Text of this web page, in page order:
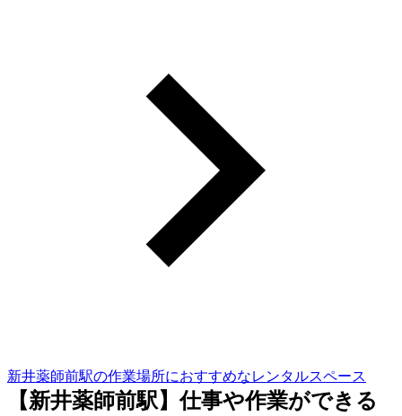
新井薬師前駅の作業場所におすすめなレンタルスペース
【新井薬師前駅】仕事や作業ができる